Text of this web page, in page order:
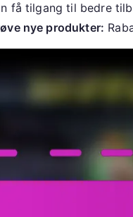
få tilgang til bedre
nye produkter: